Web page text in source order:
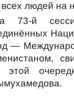
всех людей на
73-й
—
этой